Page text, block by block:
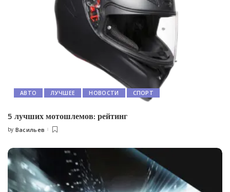
АВТО ЛУЧШЕЕ НОВОСТИ СПОРТ
5 лучших мотошлемов: рейтинг
Posted
by Васильев